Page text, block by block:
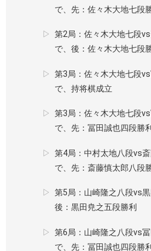
で、先：佐々木大地七段
第2局：佐々木大地七段
で、後：佐々木大地七段
第3局：佐々木大地七段
で、持将棋成立
第3局：佐々木大地七段
で、先：冨田誠也四段勝利
第4局：中村太地八段vs
で、先：斎藤慎太郎八段
第5局：山崎隆之八段vs
後：黒田尭之五段勝利
第6局：山崎隆之八段vs
で、先：冨田誠也四段勝利